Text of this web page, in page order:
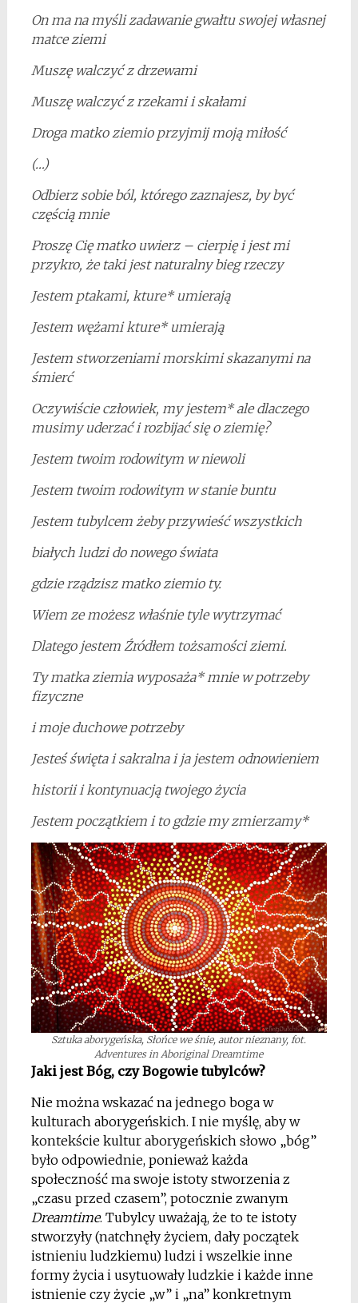
On ma na myśli zadawanie gwałtu swojej własnej
matce ziemi
Muszę walczyć z drzewami
Muszę walczyć z rzekami i skałami
Droga matko ziemio przyjmij moją miłość
(…)
Odbierz sobie ból, którego zaznajesz, by być
częścią mnie
Proszę Cię matko uwierz – cierpię i jest mi
przykro, że taki jest naturalny bieg rzeczy
Jestem ptakami, kture* umierają
Jestem wężami kture* umierają
Jestem stworzeniami morskimi skazanymi na
śmierć
Oczywiście człowiek, my jestem* ale dlaczego
musimy uderzać i rozbijać się o ziemię?
Jestem twoim rodowitym w niewoli
Jestem twoim rodowitym w stanie buntu
Jestem tubylcem żeby przywieść wszystkich
białych ludzi do nowego świata
gdzie rządzisz matko ziemio ty.
Wiem ze możesz właśnie tyle wytrzymać
Dlatego jestem Źródłem tożsamości ziemi.
Ty matka ziemia wyposaża* mnie w potrzeby
fizyczne
i moje duchowe potrzeby
Jesteś święta i sakralna i ja jestem odnowieniem
historii i kontynuacją twojego życia
Jestem początkiem i to gdzie my zmierzamy*
Sztuka aborygeńska, Słońce we śnie, autor nieznany, fot.
Adventures in Aboriginal Dreamtime
Jaki jest Bóg, czy Bogowie tubylców?
Nie można wskazać na jednego boga w
kulturach aborygeńskich. I nie myślę, aby w
kontekście kultur aborygeńskich słowo „bóg”
było odpowiednie, ponieważ każda
społeczność ma swoje istoty stworzenia z
„czasu przed czasem”, potocznie zwanym
Dreamtime. Tubylcy uważają, że to te istoty
stworzyły (natchnęły życiem, dały początek
istnieniu ludzkiemu) ludzi i wszelkie inne
formy życia i usytuowały ludzkie i każde inne
istnienie czy życie „w” i „na” konkretnym